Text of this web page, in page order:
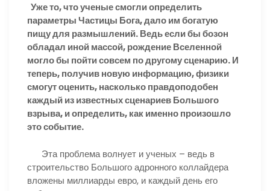
Уже то, что ученые смогли определить
параметры Частицы Бога, дало им богатую
пищу для размышлений. Ведь если бы бозон
обладал иной массой, рождение Вселенной
могло бы пойти совсем по другому сценарию. И
теперь, получив новую информацию, физики
смогут оценить, насколько правдоподобен
каждый из известных сценариев Большого
взрыва, и определить, как именно произошло
это событие.
Эта проблема волнует и ученых – ведь в
строительство Большого адронного коллайдера
вложены миллиарды евро, и каждый день его